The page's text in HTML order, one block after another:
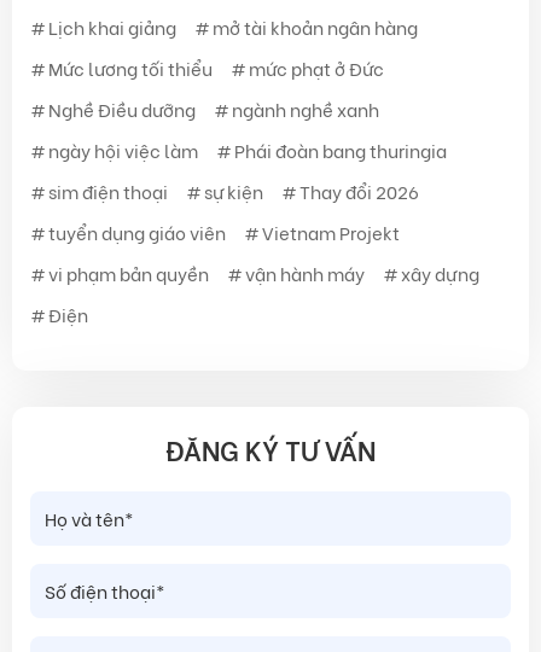
Lịch khai giảng
mở tài khoản ngân hàng
Mức lương tối thiểu
mức phạt ở Đức
Nghề Điều dưỡng
ngành nghề xanh
ngày hội việc làm
Phái đoàn bang thuringia
sim điện thoại
sự kiện
Thay đổi 2026
tuyển dụng giáo viên
Vietnam Projekt
vi phạm bản quyền
vận hành máy
xây dựng
Điện
ĐĂNG KÝ TƯ VẤN